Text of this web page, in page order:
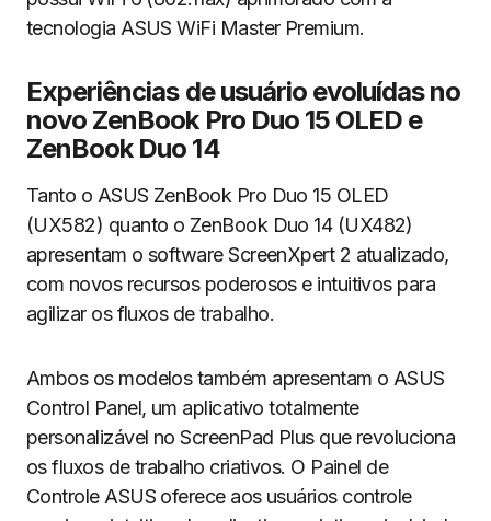
tecnologia ASUS WiFi Master Premium.
Experiências de usuário evoluídas no
novo ZenBook Pro Duo 15 OLED e
ZenBook Duo 14
Tanto o ASUS ZenBook Pro Duo 15 OLED
(UX582) quanto o ZenBook Duo 14 (UX482)
apresentam o software ScreenXpert 2 atualizado,
com novos recursos poderosos e intuitivos para
agilizar os fluxos de trabalho.
Ambos os modelos também apresentam o ASUS
Control Panel, um aplicativo totalmente
personalizável no ScreenPad Plus que revoluciona
os fluxos de trabalho criativos. O Painel de
Controle ASUS oferece aos usuários controle